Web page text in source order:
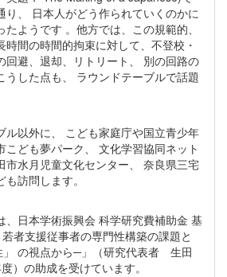
り、 日本人がどう作られていくのかに
ようです 。他方では、この規範的、
間の時間的拘束に対して、不登校・
回避、退却、リトリート、 別の回路の
うした点も、 ラウンドテーブルで話題
ル以外に、 こども家庭庁や国立青少年
こども夢パーク、 文化学習協同ネット
市水月児童文化センター、 奈良県三宅
訪問します。
、日本学術振興会 科学研究費補助金 基
者支援従事者の専門性構築の課題と
」 の視点から─」（研究代表者 生田
）の助成を受けています。